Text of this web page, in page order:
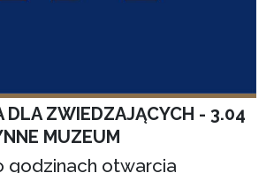
DLA ZWIEDZAJĄCYCH - 3.04
MUZEUM
godzinach otwarcia